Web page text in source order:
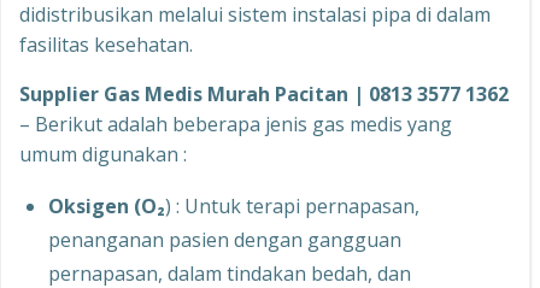
didistribusikan melalui sistem instalasi pipa di dalam
fasilitas kesehatan.
Supplier Gas Medis Murah Pacitan | 0813 3577 1362
– Berikut adalah beberapa jenis gas medis yang
umum digunakan :
Oksigen (O₂) : Untuk terapi pernapasan,
penanganan pasien dengan gangguan
pernapasan, dalam tindakan bedah, dan